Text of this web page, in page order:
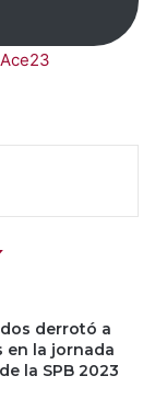
derrotó a
en la jornada
la SPB 2023